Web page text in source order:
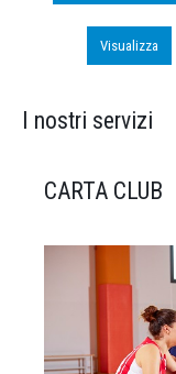
Visualizza
I nostri servizi
CARTA CLUB